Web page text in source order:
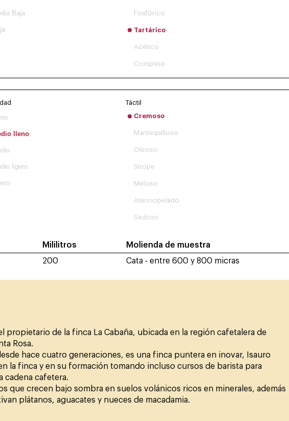
Baja Fosfórico
Tartárico
Acético
Complejo
ligero
lleno
Táctil
Cremoso
Mantequilloso
Oleoso
Sirope
Meloso
Aterciopelado
Sedoso
Mililitros
200
Molienda de muestra
Cata - entre 600 y 800 micras
propietario de la finca La Cabaña, ubicada en la región cafetalera de
Rosa.
hace cuatro generaciones, es una finca puntera en inovar, Isauro
la finca y en su formación tomando incluso cursos de barista para
cadena cafetera.
que crecen bajo sombra en suelos volánicos ricos en minerales, además
plátanos, aguacates y nueces de macadamia.